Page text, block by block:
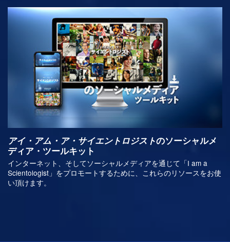
アイ・アム・ア・サイエントロジストのソーシャルメ
ディア・ツールキット
インターネット、そしてソーシャルメディアを通じて「I am a
Scientologist」をプロモートするために、これらのリソースをお使
い頂けます。